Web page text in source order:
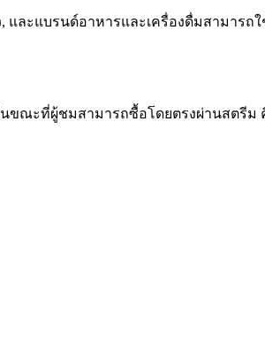
และแบรนด์อาหารและเครื่องดื่มสามาร
ณะที่ผู้ชมสามารถซื้อโดยตรงผ่านสตรีม